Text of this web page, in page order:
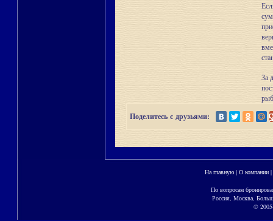
За
Поделитесь с друзьями:
На главную | О компании |
По вопросам
Россия, Москва,
©